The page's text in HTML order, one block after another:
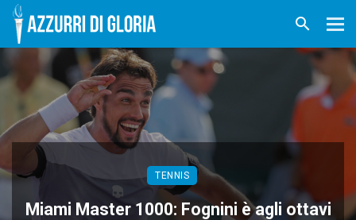
TENNIS
Miami Master 1000: Fognini è agli ottavi